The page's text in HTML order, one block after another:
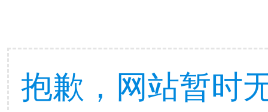
抱歉，网站暂时